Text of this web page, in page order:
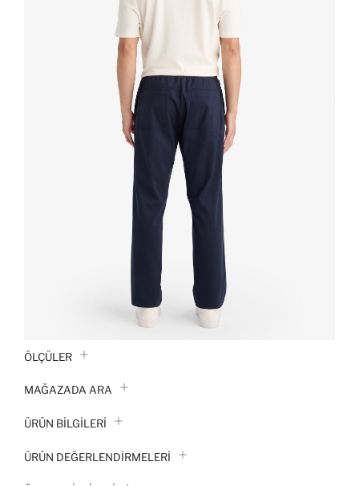
ÖLÇÜLER
MAĞAZADA ARA
ÜRÜN BILGILERI
ÜRÜN DEĞERLENDİRMELERİ